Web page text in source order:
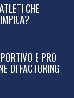
CHE
E PRO
DI FACTORING